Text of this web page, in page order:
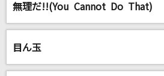
無理だ!!(You Cannot Do That)
目ん玉